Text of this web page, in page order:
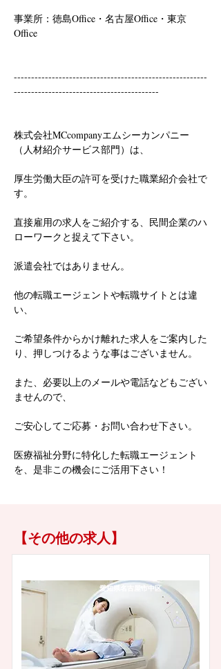
事業所：徳島Office・名古屋Office・東京
Office
--------------------------------------------------------
------------------------------------------
株式会社MCcompanyエムシーカンパニー
（人材紹介サービス部門）は、
厚生労働大臣の許可を受けた職業紹介会社で
す。
直接雇用の求人をご紹介する、民間企業のハ
ローワークと捉えて下さい。
派遣会社ではありません。
他の転職エージェントや転職サイトとは違
い、
ご希望条件からかけ離れた求人をご案内した
り、押しつけるような事はございません。
また、必要以上のメールや電話などもござい
ませんので、
ご安心してご応募・お問い合わせ下さい。
医療福祉分野に特化した転職エージェント
を、是非この機会にご活用下さい！
【その他の求人】
愛知県名古屋市中区